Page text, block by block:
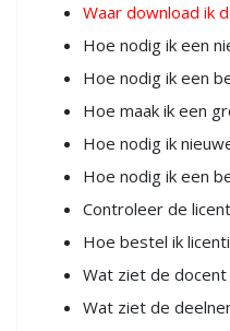
Waar download ik
Hoe nodig ik een
Hoe nodig ik een
Hoe maak ik een
Hoe nodig ik
Hoe nodig ik een
Controleer de
Hoe bestel ik
Wat ziet de docent
Wat ziet de